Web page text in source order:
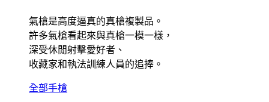
氣槍是高度逼真的真槍複製品。
許多氣槍看起來與真槍一模一樣，
深受休閒射擊愛好者、
收藏家和執法訓練人員的追捧。
全部手槍